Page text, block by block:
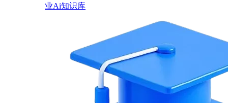
业Ai知识库